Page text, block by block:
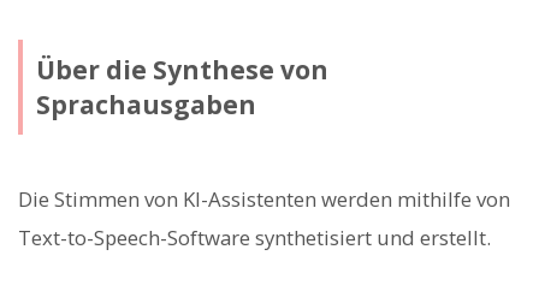
Über die Synthese von
Sprachausgaben
Die Stimmen von KI-Assistenten werden mithilfe von
Text-to-Speech-Software synthetisiert und erstellt.